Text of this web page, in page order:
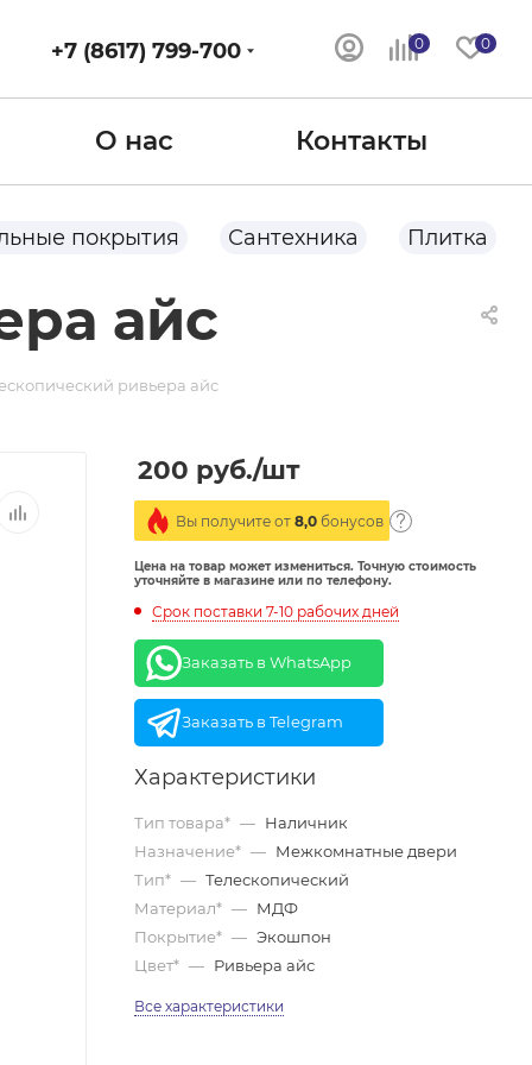
0 0
+7 (8617) 799-700
О нас Контакты
покрытия Сантехника Плитка
айс
ривьера айс
200 руб./шт
Вы получите от 8,0 бонусов
Цена на товар может измениться. Точную стоимость
уточняйте в магазине или по телефону.
Срок поставки 7-10 рабочих дней
Заказать в WhatsApp
Заказать в Telegram
Характеристики
Тип товара* — Наличник
Назначение* — Межкомнатные двери
Тип* — Телескопический
Материал* — МДФ
Покрытие* — Экошпон
Цвет* — Ривьера айс
Все характеристики